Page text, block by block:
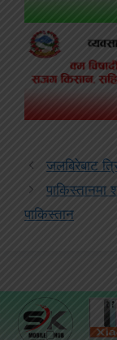
जलबिरेबाट
पाकिस्तानमा
पाकिस्तान